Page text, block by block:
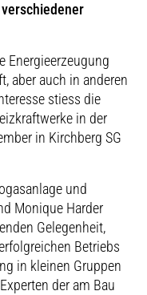
Energieerzeugung
aber auch in anderen
stiess die
in der
in Kirchberg SG
und
Monique Harder
Gelegenheit,
Betriebs
in kleinen Gruppen
der am Bau